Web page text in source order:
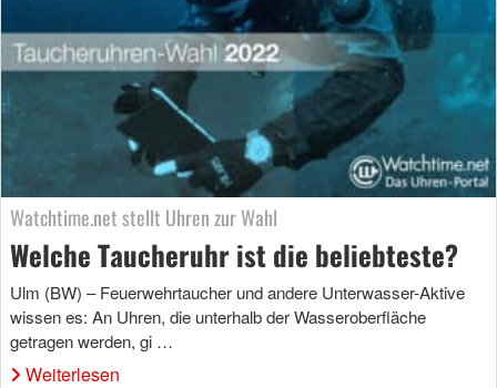
Watchtime.net stellt Uhren zur Wahl
Welche Taucheruhr ist die beliebteste?
Ulm (BW) – Feuerwehrtaucher und andere Unterwasser-Aktive
wissen es: An Uhren, die unterhalb der Wasseroberfläche
getragen werden, gi …
Weiterlesen